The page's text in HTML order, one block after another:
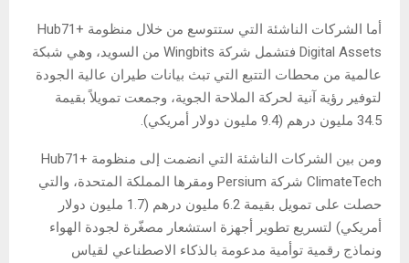
أما الشركات الناشئة التي ستتوسع من خلال منظومة Hub71+
Digital Assets فتشمل شركة Wingbits من السويد، وهي شبكة
عالمية من محطات التتبع التي تبث بيانات طيران عالية الجودة
لتوفير رؤية آنية لحركة الملاحة الجوية، وجمعت تمويلاً بقيمة
34.5 مليون درهم (9.4 مليون دولار أمريكي).
ومن بين الشركات الناشئة التي انضمت إلى منظومة Hub71+
ClimateTech شركة Persium ومقرها المملكة المتحدة، والتي
حصلت على تمويل بقيمة 6.2 مليون درهم (1.7 مليون دولار
أمريكي) لتسريع تطوير أجهزة استشعار مصغّرة لجودة الهواء
ونماذج رقمية توأمية مدعومة بالذكاء الاصطناعي لقياس